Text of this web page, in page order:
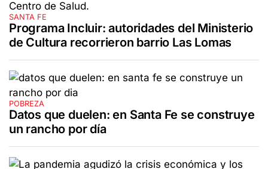
SANTA FE
Programa Incluir: autoridades del Ministerio
de Cultura recorrieron barrio Las Lomas
POBREZA
Datos que duelen: en Santa Fe se construye
un rancho por día